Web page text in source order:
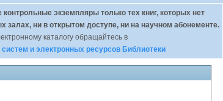
экземпляры только тех книг, которых нет
залах, ни в открытом доступе, ни на научном абонементе.
каталогу обращайтесь в
и электронных ресурсов Библиотеки